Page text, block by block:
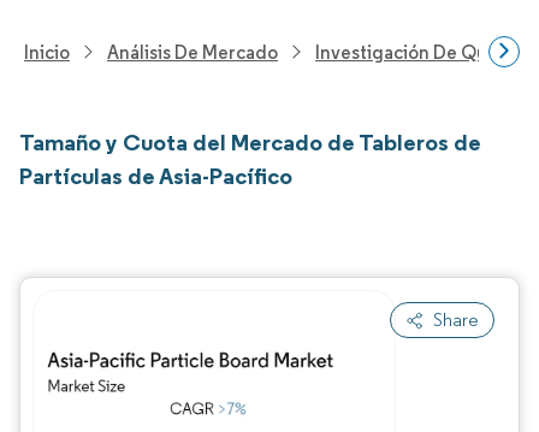
Inicio Análisis De Mercado Investigación De
Tamaño y Cuota del Mercado de Tableros de
Partículas de Asia-Pacífico
Share